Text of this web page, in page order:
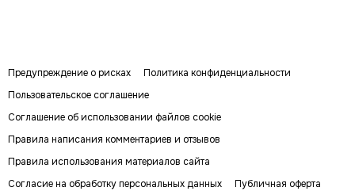
Предупреждение о рисках
Политика конфиденциальности
Пользовательское соглашение
Соглашение об использовании файлов cookie
Правила написания комментариев и отзывов
Правила использования материалов сайта
Согласие на обработку персональных данных
Публичная оферта